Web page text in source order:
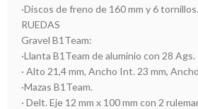
·Discos de freno de 160 mm y 6 tornillos.
RUEDAS
Gravel B1Team:
·Llanta B1Team de aluminio con 28 Ags.
· Alto 21,4 mm, Ancho Int. 23 mm,
·Mazas B1Team.
· Delt. Eje 12 mm x 100 mm con 2